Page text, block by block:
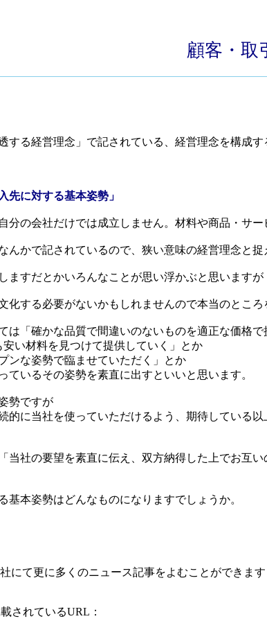
顧客・取
する経営理念」で記されている、経営理念を構成す
先に対する基本姿勢」
分の会社だけでは成立しません。材料や商品・サ
んかで記されているので、狭い意味の経営理念と
ますだとかいろんなことが思い浮かぶと思いますが
化する必要がないかもしれませんので本当のところ
は「確かな品質で間違いのないものを適正な価格
安い材料を見つけて提供していく」とか
ンな姿勢で臨ませていただく」とか
ているその姿勢を素直に出すといいと思います。
勢ですが
的に当社を使っていただけるよう、期待している
当社の要望を素直に伝え、双方納得した上でお互い
基本姿勢はどんなものになりますでしょうか。
にて更に多くのニュース記事をよむことができます
されているURL：